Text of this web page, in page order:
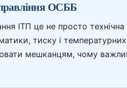
ОСББ
ІТП це не просто
тиску і
мешканцям, чому